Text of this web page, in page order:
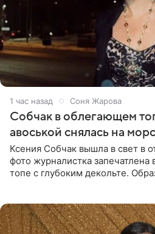
1 час назад Соня Жарова
Собчак в облегающем
авоськой снялась на
Ксения Собчак вышла в свет в
фото журналистка
топе с глубоким декольте.